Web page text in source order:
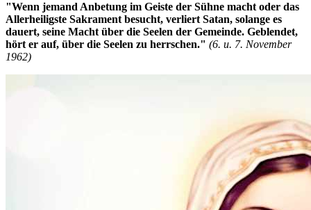
"Wenn jemand Anbetung im Geiste der Sühne macht oder das
Allerheiligste Sakrament besucht, verliert Satan, solange es
dauert, seine Macht über die Seelen der Gemeinde. Geblendet,
hört er auf, über die Seelen zu herrschen." (6. u. 7. November
1962)